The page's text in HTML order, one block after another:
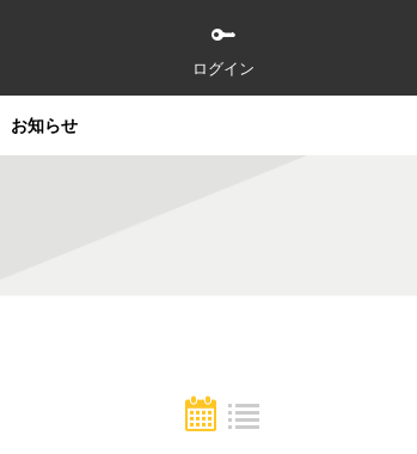
ログイン
お知らせ